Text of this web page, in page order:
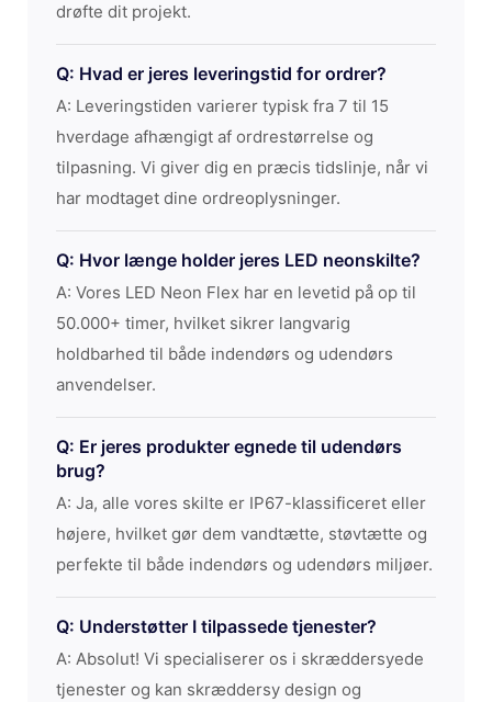
drøfte dit projekt.
Q: Hvad er jeres leveringstid for ordrer?
A: Leveringstiden varierer typisk fra 7 til 15
hverdage afhængigt af ordrestørrelse og
tilpasning. Vi giver dig en præcis tidslinje, når vi
har modtaget dine ordreoplysninger.
Q: Hvor længe holder jeres LED neonskilte?
A: Vores LED Neon Flex har en levetid på op til
50.000+ timer, hvilket sikrer langvarig
holdbarhed til både indendørs og udendørs
anvendelser.
Q: Er jeres produkter egnede til udendørs
brug?
A: Ja, alle vores skilte er IP67-klassificeret eller
højere, hvilket gør dem vandtætte, støvtætte og
perfekte til både indendørs og udendørs miljøer.
Q: Understøtter I tilpassede tjenester?
A: Absolut! Vi specialiserer os i skræddersyede
tjenester og kan skræddersy design og